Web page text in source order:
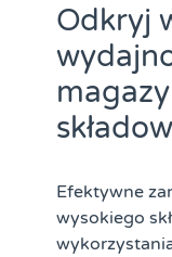
Odkryj
Efektywne
wysokiego